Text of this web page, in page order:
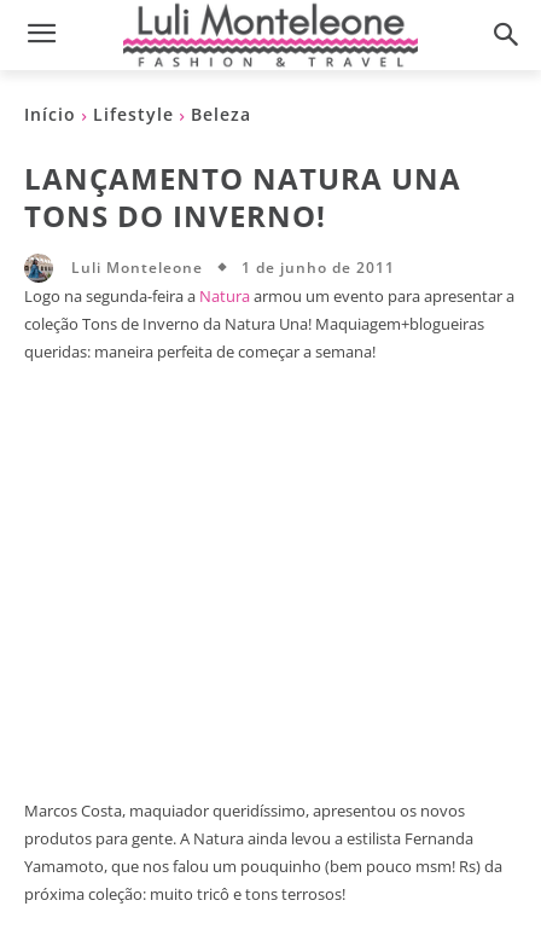
Início Lifestyle Beleza
LANÇAMENTO NATURA UNA
TONS DO INVERNO!
Luli Monteleone 1 de junho de 2011
Logo na segunda-feira a Naturaarmou um evento para apresentar a
coleção Tons de Inverno da Natura Una! Maquiagem+blogueiras
queridas: maneira perfeita de começar a semana!
Marcos Costa, maquiador queridíssimo, apresentou os novos
produtos para gente. A Natura ainda levou a estilista Fernanda
Yamamoto, que nos falou um pouquinho (bem pouco msm! Rs) da
próxima coleção: muito tricô e tons terrosos!